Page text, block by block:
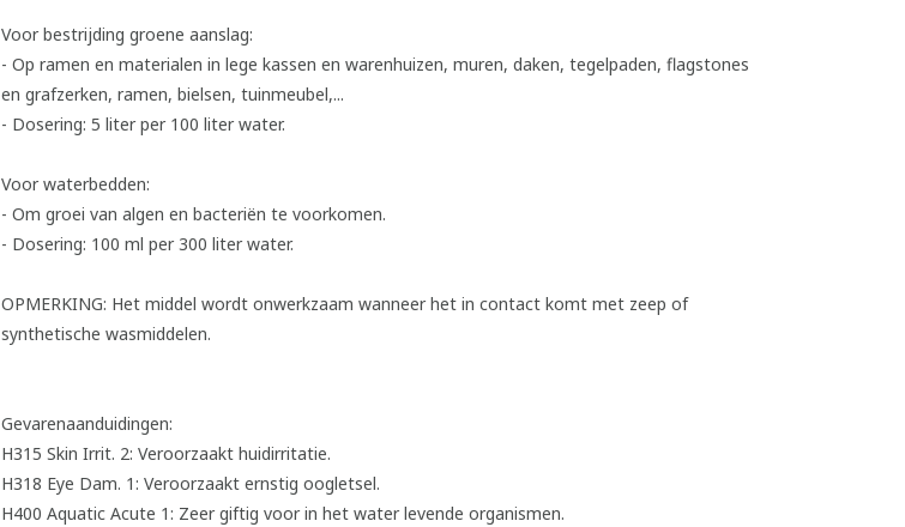
Voor bestrijding groene aanslag:
- Op ramen en materialen in lege kassen en warenhuizen, muren, daken, tegelpaden, flagstones
en grafzerken, ramen, bielsen, tuinmeubel,...
- Dosering: 5 liter per 100 liter water.
Voor waterbedden:
- Om groei van algen en bacteriën te voorkomen.
- Dosering: 100 ml per 300 liter water.
OPMERKING: Het middel wordt onwerkzaam wanneer het in contact komt met zeep of
synthetische wasmiddelen.
Gevarenaanduidingen:
H315 Skin Irrit. 2: Veroorzaakt huidirritatie.
H318 Eye Dam. 1: Veroorzaakt ernstig oogletsel.
H400 Aquatic Acute 1: Zeer giftig voor in het water levende organismen.